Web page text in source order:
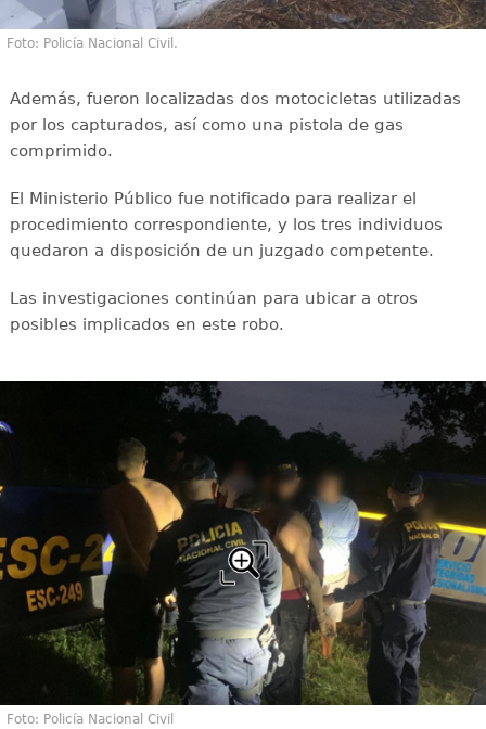
Foto: Policía Nacional Civil.
Además, fueron localizadas dos motocicletas utilizadas
por los capturados, así como una pistola de gas
comprimido.
El Ministerio Público fue notificado para realizar el
procedimiento correspondiente, y los tres individuos
quedaron a disposición de un juzgado competente.
Las investigaciones continúan para ubicar a otros
posibles implicados en este robo.
Foto: Policía Nacional Civil